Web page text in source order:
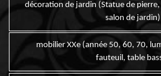
décoration de jardin (Statue de
salon de jardin)
mobilier XXe (année 50, 60, 70,
fauteuil, table